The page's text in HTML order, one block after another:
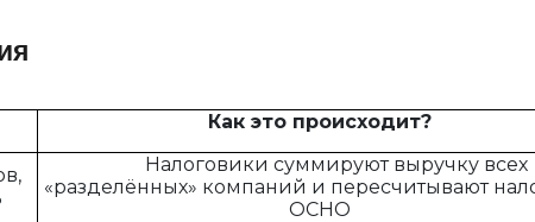
Как это происходит?
Налоговики суммируют выручку всех
«разделённых» компаний и пересчитывают
ОСНО